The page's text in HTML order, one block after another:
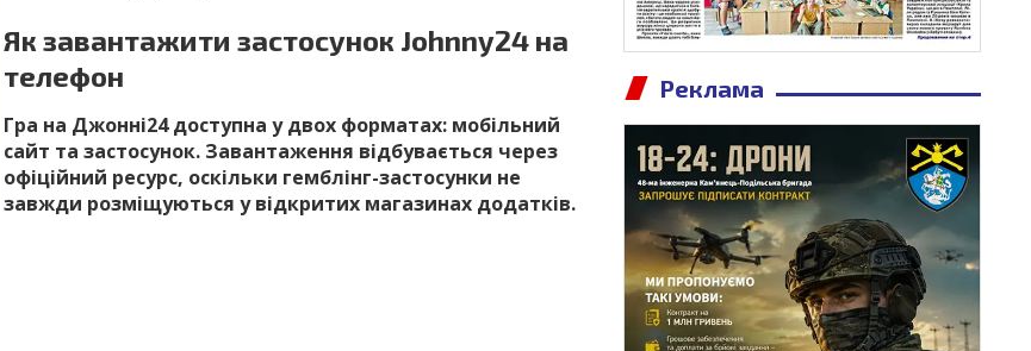
Як завантажити застосунок Johnny24 на
телефон
Гра на Джонні24 доступна у двох форматах: мобільний
сайт та застосунок. Завантаження відбувається через
офіційний ресурс, оскільки гемблінг-застосунки не
завжди розміщуються у відкритих магазинах додатків.
Реклама